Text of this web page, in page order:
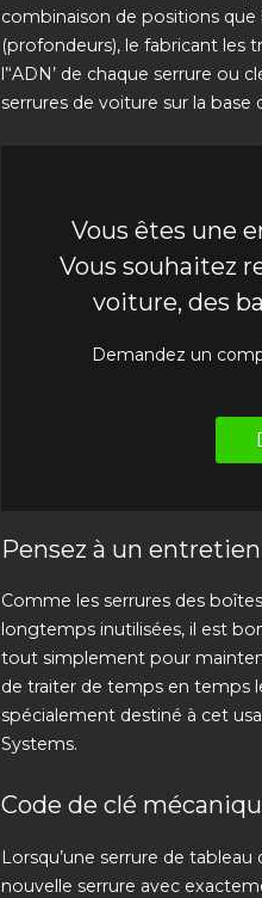
combinaison de positions que
(profondeurs), le fabricant les
l’‘ADN’ de chaque serrure
serrures de voiture sur la base
Vous êtes une
Vous souhaitez
voiture, des
Demandez un
Pensez à un
Comme les serrures des
longtemps inutilisées, il est
tout simplement pour
de traiter de temps en temps
spécialement destiné à cet
Systems.
Code de clé
Lorsqu’une serrure de
nouvelle serrure avec